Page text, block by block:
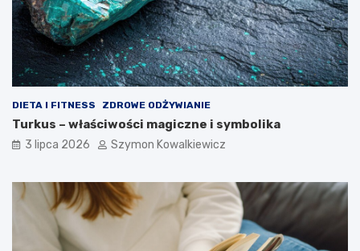
DIETA I FITNESS ZDROWE ODŻYWIANIE
Turkus – właściwości magiczne i symbolika
3 lipca 2026 Szymon Kowalkiewicz